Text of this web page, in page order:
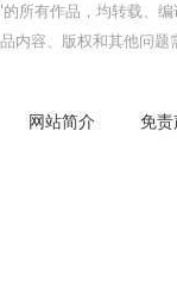
所有作品，均转载、
内容、版权和其他问
网站简介 免责